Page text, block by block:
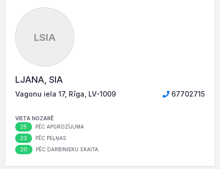
LSIA
LJANA, SIA
Vagonu iela 17, Rīga, LV-1009 67702715
VIETA NOZARĒ
25 PĒC APGROZĪJUMA
23 PĒC PEĻŅAS
20 PĒC DARBINIEKU SKAITA